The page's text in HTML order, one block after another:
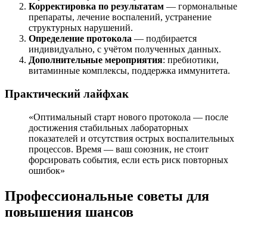
Корректировка по результатам — гормональные
препараты, лечение воспалений, устранение
структурных нарушений.
Определение протокола — подбирается
индивидуально, с учётом полученных данных.
Дополнительные мероприятия: пребиотики,
витаминные комплексы, поддержка иммунитета.
Практический лайфхак
«Оптимальный старт нового протокола — после
достижения стабильных лабораторных
показателей и отсутствия острых воспалительных
процессов. Время — ваш союзник, не стоит
форсировать события, если есть риск повторных
ошибок»
Профессиональные советы для
повышения шансов